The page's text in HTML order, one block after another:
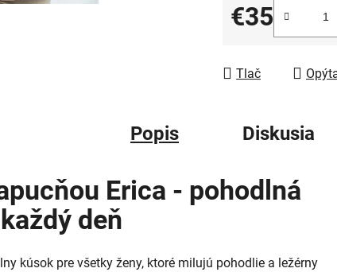
€35
Jednotková cena:
Tlač
Popis Diskusia
Erica - pohodlná
deň
kúsok pre všetky ženy, ktoré milujú pohodlie a ležérny